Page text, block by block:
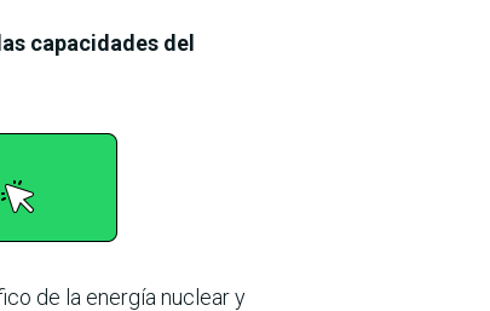
capacidades del
de la energía nuclear y